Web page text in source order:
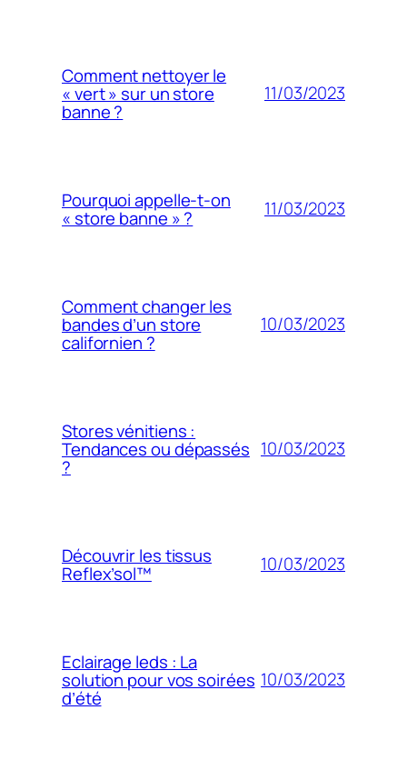
Comment nettoyer le
« vert » sur un store
banne ?
11/03/2023
Pourquoi appelle-t-on
« store banne » ? 11/03/2023
Comment changer les
bandes d’un store
californien ?
10/03/2023
Stores vénitiens :
Tendances ou dépassés
?
10/03/2023
Découvrir les tissus
Reflex’sol™ 10/03/2023
Eclairage leds : La
solution pour vos soirées
d’été
10/03/2023